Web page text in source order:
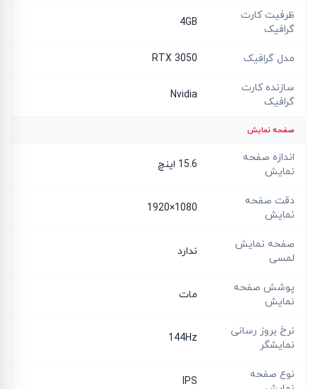
ظرفیت کارت
گرافیک
4GB
مدل گرافیک RTX 3050
سازنده کارت
گرافیک
Nvidia
صفحه نمایش
اندازه صفحه
نمایش
15.6 اینچ
دقت صفحه
نمایش
1080×1920
صفحه نمایش
لمسی
ندارد
پوشش صفحه
نمایش
مات
نرخ بروز رسانی
نمایشگر
144Hz
نوع صفحه
IPS